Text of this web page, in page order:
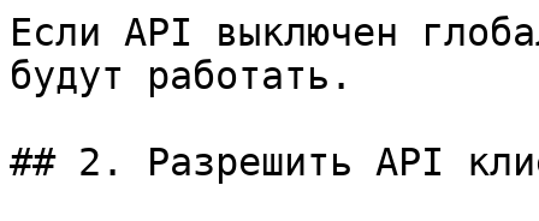
Если API выключен
будут работать.
## 2. Разрешить API